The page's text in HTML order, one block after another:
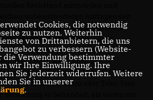
Sachstand mitzuteilen und
umgehend beantworten zu lassen.
prüfen, ob die
die Bezirksvertretung Porz
nicht wesentlich zur
könnte. Porz ist mit über 110.000
wie Koblenz, Potsdam oder Trier. Und
so behandelt, als wären wir
Cookies, die notwendig
zu nutzen. Weiterhin
von Drittanbietern, die uns
zu verbessern (Website-
die Verwendung bestimmter
wir Ihre Einwilligung. Ihre
Sie jederzeit widerrufen. Weitere
Sie in unserer
.